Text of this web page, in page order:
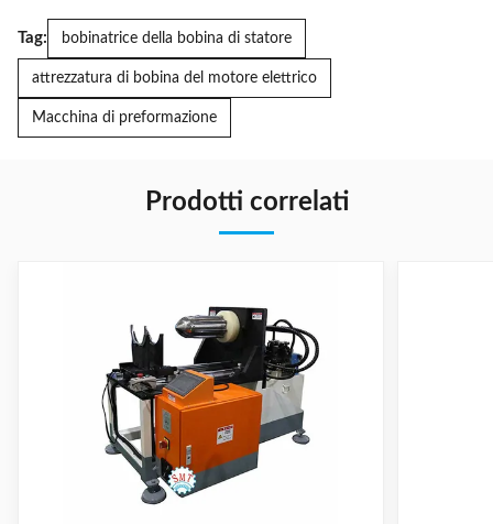
Tag: bobinatrice della bobina di statore
attrezzatura di bobina del motore elettrico
Macchina di preformazione
Prodotti correlati